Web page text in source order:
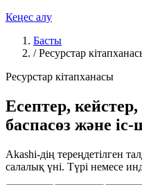
Кеңес алу
Басты
/ Ресурстар
Ресурстар кітапханасы
Есептер, кейстер,
баспасөз және
Akashi-дің тереңдетілген
салалық үні. Түрі немесе